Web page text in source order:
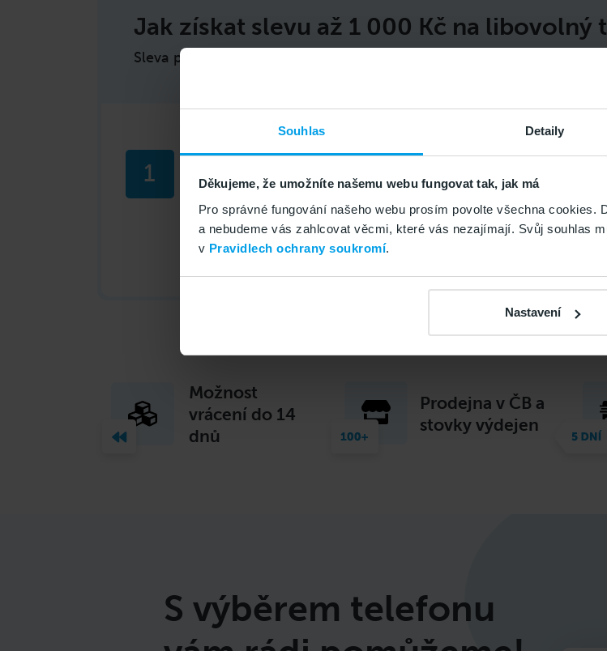
Souhlas Detaily
Děkujeme, že umožníte našemu webu fungovat tak, jak má
Pro správné fungování našeho webu prosím povolte všechna
a nebudeme vás zahlcovat věcmi, které vás nezajímají. Svůj souhlas
v Pravidlech ochrany soukromí.
Nastavení
Jak získat slevu až 1 000 Kč na libovolný
Sleva platí pouze pro zákazníky GoMobil splňující
1
Pošlete SMS
Pošlete ze svého GoMobil čísla zdarma SMS ve
Možnost
vrácení do 14
dnů
Prodejna v ČB a
stovky výdejen
S výběrem telefonu